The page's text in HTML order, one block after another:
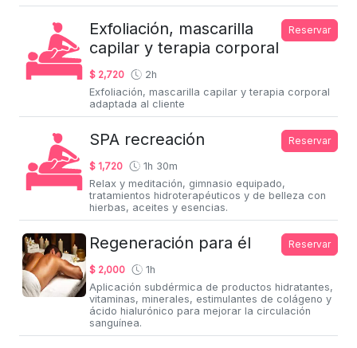
Reservar
Exfoliación, mascarilla
capilar y terapia corporal
$ 2,720
2h
Exfoliación, mascarilla capilar y terapia corporal
adaptada al cliente
Reservar
SPA recreación
$ 1,720
1h 30m
Relax y meditación, gimnasio equipado,
tratamientos hidroterapéuticos y de belleza con
hierbas, aceites y esencias.
Reservar
Regeneración para él
$ 2,000
1h
Aplicación subdérmica de productos hidratantes,
vitaminas, minerales, estimulantes de colágeno y
ácido hialurónico para mejorar la circulación
sanguínea.